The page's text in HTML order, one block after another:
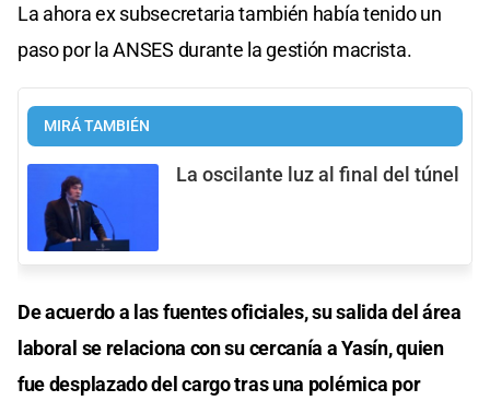
La ahora ex subsecretaria también había tenido un
paso por la ANSES durante la gestión macrista.
MIRÁ TAMBIÉN
La oscilante luz al final del túnel
De acuerdo a las fuentes oficiales, su salida del área
laboral se relaciona con su cercanía a Yasín, quien
fue desplazado del cargo tras una polémica por